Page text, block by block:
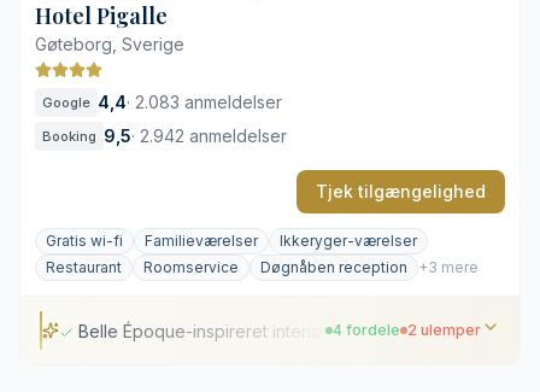
Hotel Pigalle
Gøteborg, Sverige
Google 4,4· 2.083 anmeldelser
Booking 9,5· 2.942 anmeldelser
Tjek tilgængelighed
Gratis wi-fi Familieværelser
Ikkeryger-værelser
Restaurant
Roomservice Døgnåben reception +3 mere
Belle Époque-inspireret interiør 4 fordele 2 ulemper